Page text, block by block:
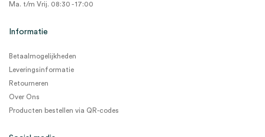
Ma. t/m Vrij. 08:30 - 17:00
Informatie
Betaalmogelijkheden
Leveringsinformatie
Retourneren
Over Ons
Producten bestellen via QR-codes